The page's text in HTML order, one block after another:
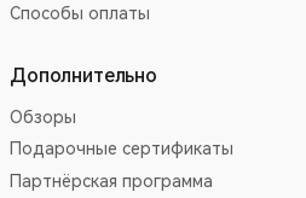
Способы оплаты
Дополнительно
Обзоры
Подарочные сертификаты
Партнёрская программа